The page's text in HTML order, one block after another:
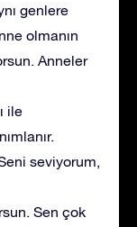
genlere
olmanın
Anneler
ile
Seni seviyorum,
Sen çok